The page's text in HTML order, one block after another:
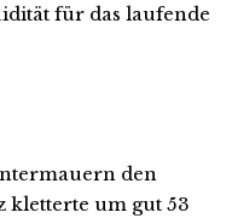
für das laufende
den
kletterte um gut 53